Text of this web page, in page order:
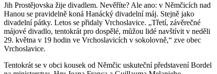
Jih Prostějovska žije divadlem. Nevěříte? Ale ano: v Němčicích nad
Hanou se pravidelně koná Hanácký divadelní máj. Stejně jako
divadelní pátky. Letos se přidaly Vrchoslavice. „Třetí, závěrečné
májové divadlo, tentokrát pro dospělé, můžou lidé navštívit v neděli
29. května v 19 hodin ve Vrchoslavicích v sokolovně,“ zve obec
Vrchoslavice.
Tentokrát se v obci kousek od Němčic uskuteční představení Bordel